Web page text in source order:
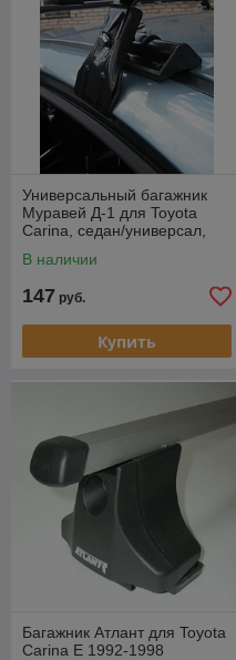
Универсальный багажник
Муравей Д-1 для Toyota
Carina, седан/универсал,
В наличии
147 руб.
Купить
Багажник Атлант для Toyota
Carina E 1992-1998